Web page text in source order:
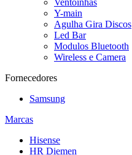
Ventoínhas
Y-main
Agulha Gira Discos
Led Bar
Modulos Bluetooth
Wireless e Camera
Fornecedores
Samsung
Marcas
Hisense
HR Diemen